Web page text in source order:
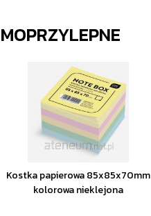
Kostka papierowa 85x85x70mm
kolorowa nieklejona